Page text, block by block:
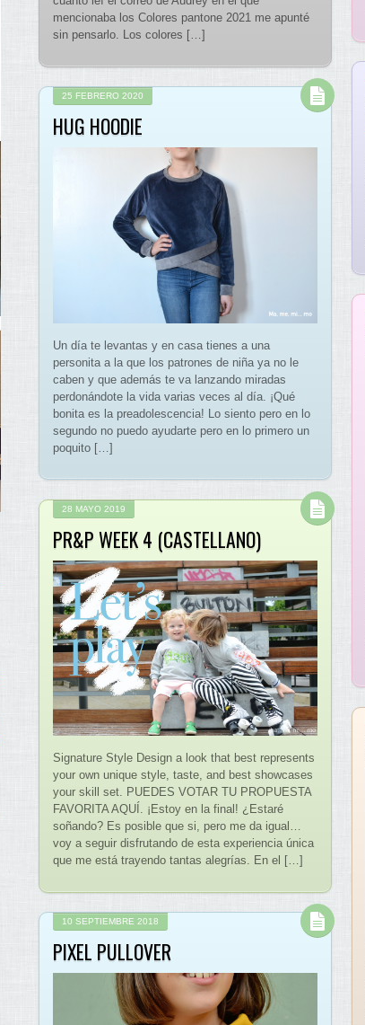
mencionaba los Colores pantone 2021 me apunté
sin pensarlo. Los colores […]
25 FEBRERO 2020
HUG HOODIE
Un día te levantas y en casa tienes a una
personita a la que los patrones de niña ya no le
caben y que además te va lanzando miradas
perdonándote la vida varias veces al día. ¡Qué
bonita es la preadolescencia! Lo siento pero en lo
segundo no puedo ayudarte pero en lo primero un
poquito […]
28 MAYO 2019
PR&P WEEK 4 (CASTELLANO)
Signature Style Design a look that best represents
your own unique style, taste, and best showcases
your skill set. PUEDES VOTAR TU PROPUESTA
FAVORITA AQUÍ. ¡Estoy en la final! ¿Estaré
soñando? Es posible que si, pero me da igual…
voy a seguir disfrutando de esta experiencia única
que me está trayendo tantas alegrías. En el […]
10 SEPTIEMBRE 2018
PIXEL PULLOVER